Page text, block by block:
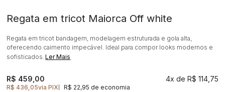
Regata em tricot Maiorca Off white
Regata em tricot bandagem, modelagem estruturada e gola alta,
oferecendo caimento impecável. Ideal para compor looks modernos e
sofisticados.Ler Mais
R$ 436,05via PIX R$ 22,95 de economia
R$ 459,00 4x R$ 114,75